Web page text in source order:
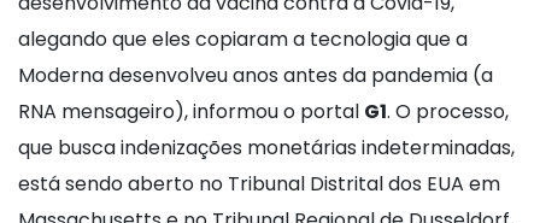
alegando que eles copiaram a tecnologia que a
Moderna desenvolveu anos antes da pandemia (a
RNA mensageiro), informou o portal G1. O processo,
que busca indenizações monetárias indeterminadas,
está sendo aberto no Tribunal Distrital dos EUA em